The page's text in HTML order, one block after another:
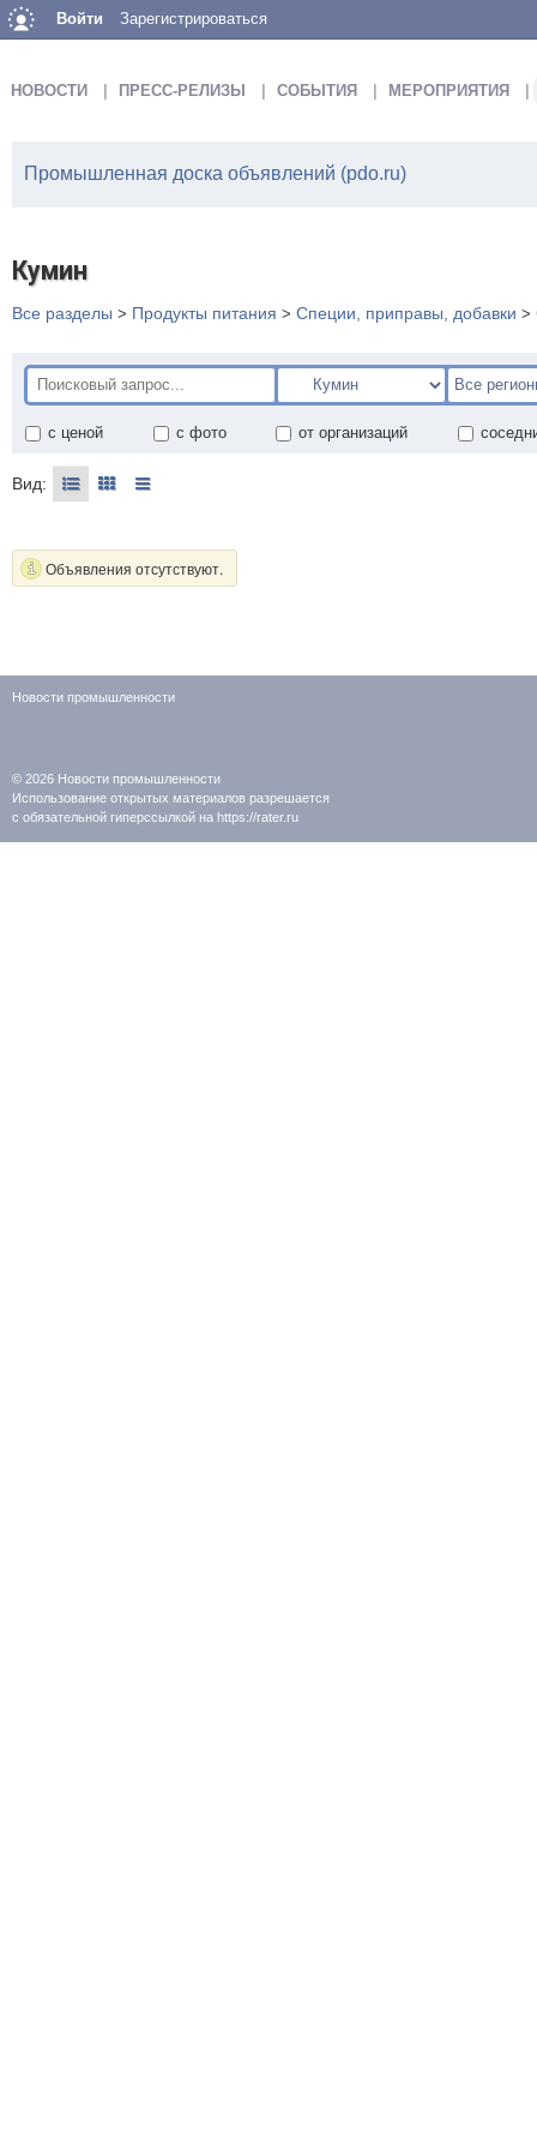
Войти Зарегистрироваться
НОВОСТИ ПРЕСС-РЕЛИЗЫ СОБЫТИЯ МЕРОПРИЯТИЯ
Промышленная доска объявлений (pdo.ru)
Кумин
Все разделы > Продукты питания > Специи, приправы, добавки >
с ценой с фото от организаций
Вид:
Объявления отсутствуют.
Новости промышленности
© 2026 Новости промышленности
Использование открытых материалов разрешается
с обязательной гиперссылкой на https://rater.ru